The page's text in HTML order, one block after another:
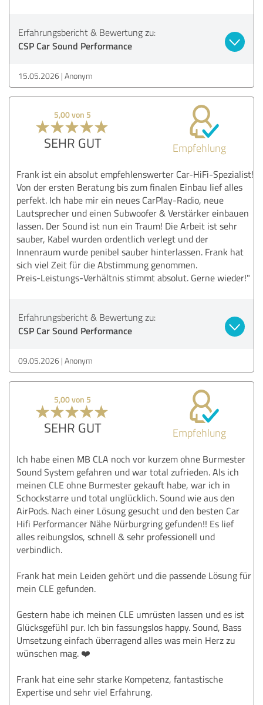
Erfahrungsbericht & Bewertung zu:
CSP Car Sound Performance
15.05.2026 Anonym
5,00 von 5
SEHR GUT Empfehlung
Frank ist ein absolut empfehlenswerter Car-HiFi-Spezialist!
Von der ersten Beratung bis zum finalen Einbau lief alles
perfekt. Ich habe mir ein neues CarPlay-Radio, neue
Lautsprecher und einen Subwoofer & Verstärker einbauen
lassen. Der Sound ist nun ein Traum! Die Arbeit ist sehr
sauber, Kabel wurden ordentlich verlegt und der
Innenraum wurde penibel sauber hinterlassen. Frank hat
sich viel Zeit für die Abstimmung genommen.
Preis-Leistungs-Verhältnis stimmt absolut. Gerne wieder!"
Erfahrungsbericht & Bewertung zu:
CSP Car Sound Performance
09.05.2026 Anonym
5,00 von 5
SEHR GUT Empfehlung
Ich habe einen MB CLA noch vor kurzem ohne Burmester
Sound System gefahren und war total zufrieden. Als ich
meinen CLE ohne Burmester gekauft habe, war ich in
Schockstarre und total unglücklich. Sound wie aus den
AirPods. Nach einer Lösung gesucht und den besten Car
Hifi Performancer Nähe Nürburgring gefunden!! Es lief
alles reibungslos, schnell & sehr professionell und
verbindlich.
Frank hat mein Leiden gehört und die passende Lösung für
mein CLE gefunden.
Gestern habe ich meinen CLE umrüsten lassen und es ist
Glücksgefühl pur. Ich bin fassungslos happy. Sound, Bass
Umsetzung einfach überragend alles was mein Herz zu
wünschen mag. ❤️
Frank hat eine sehr starke Kompetenz, fantastische
Expertise und sehr viel Erfahrung.